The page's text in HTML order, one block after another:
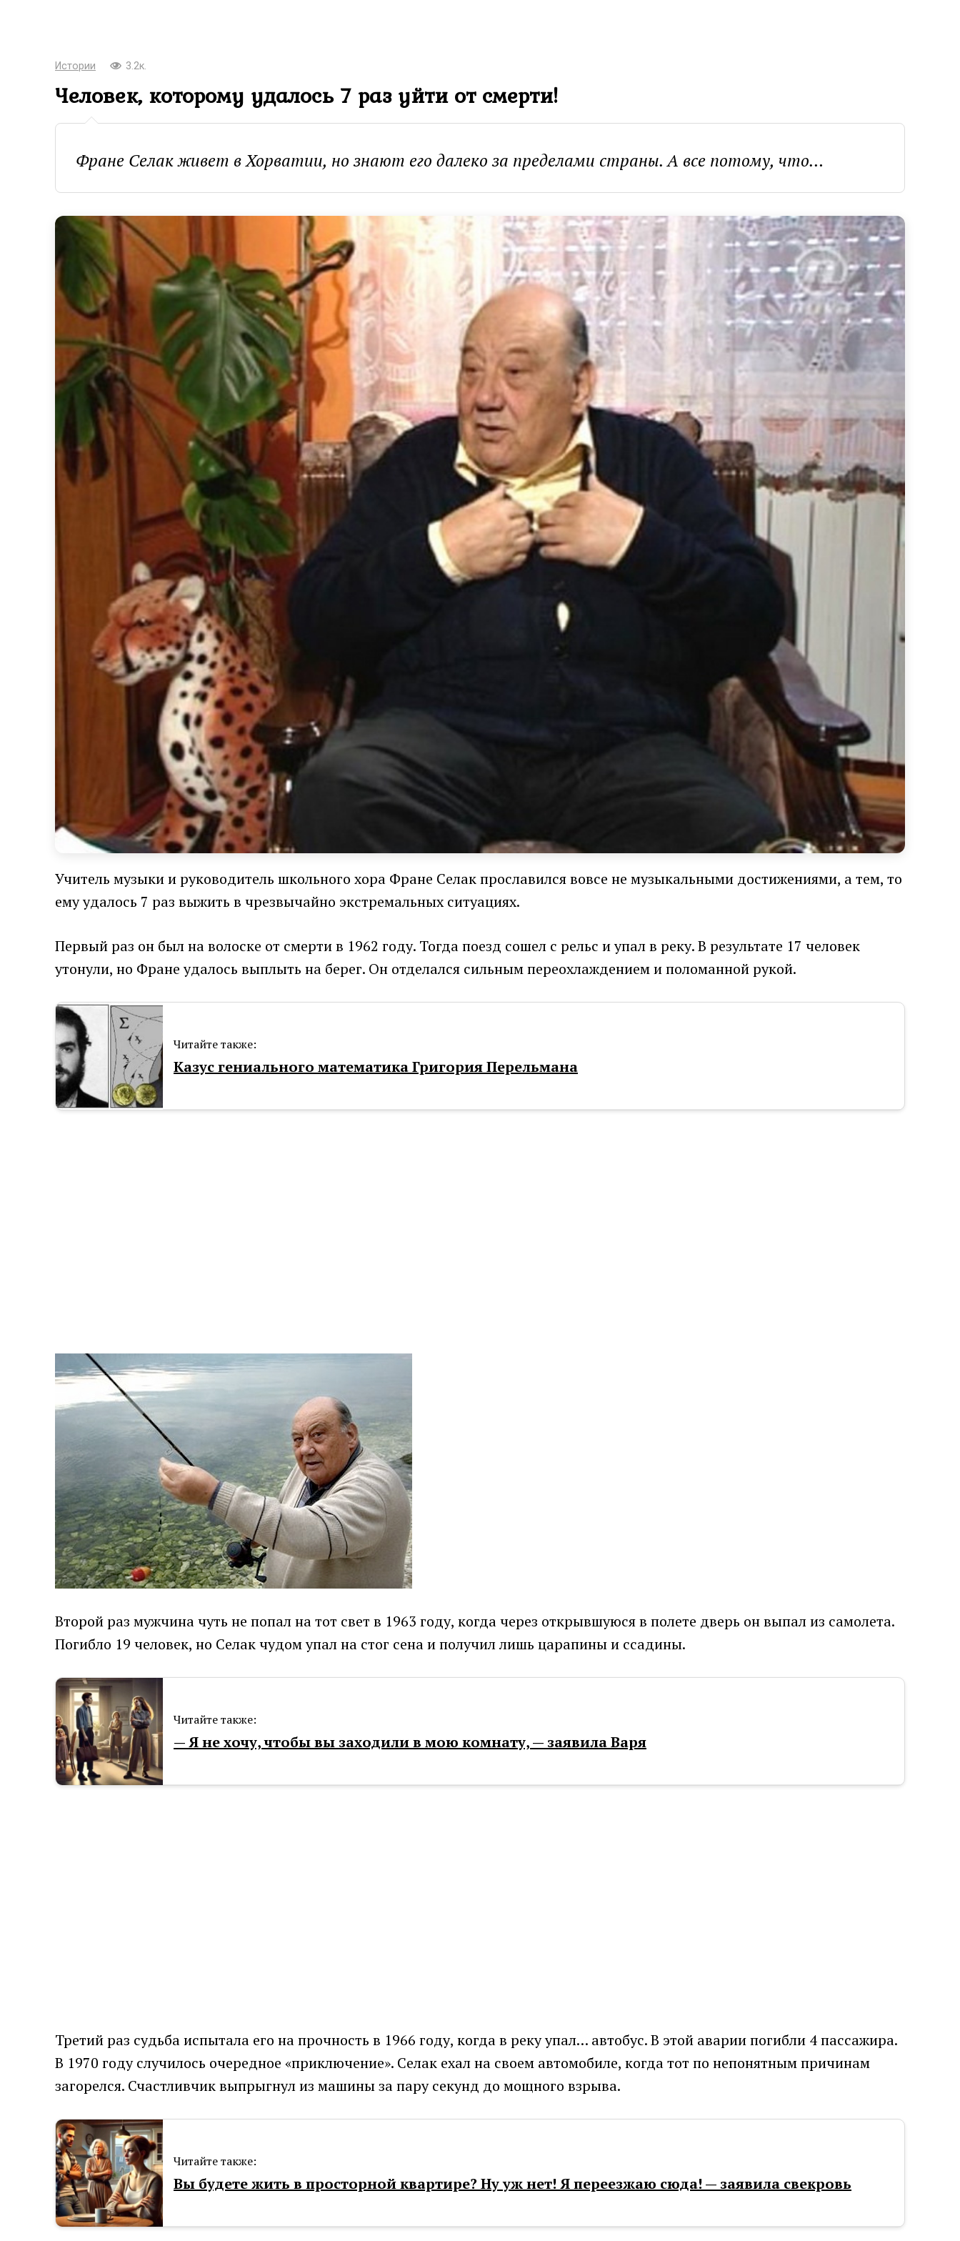
Истории 3.2к.
Человек, которому удалось 7 раз уйти от смерти!
Фране Селак живет в Хорватии, но знают его далеко за пределами страны. А все потому, что…
Учитель музыки и руководитель школьного хора Фране Селак прославился вовсе не музыкальными достижениями, а тем, то
ему удалось 7 раз выжить в чрезвычайно экстремальных ситуациях.
Первый раз он был на волоске от смерти в 1962 году. Тогда поезд сошел с рельс и упал в реку. В результате 17 человек
утонули, но Фране удалось выплыть на берег. Он отделался сильным переохлаждением и поломанной рукой.
Читайте также:
Казус гениального математика Григория Перельмана
Второй раз мужчина чуть не попал на тот свет в 1963 году, когда через открывшуюся в полете дверь он выпал из самолета.
Погибло 19 человек, но Селак чудом упал на стог сена и получил лишь царапины и ссадины.
Читайте также:
— Я не хочу, чтобы вы заходили в мою комнату, — заявила Варя
Третий раз судьба испытала его на прочность в 1966 году, когда в реку упал… автобус. В этой аварии погибли 4 пассажира.
В 1970 году случилось очередное «приключение». Селак ехал на своем автомобиле, когда тот по непонятным причинам
загорелся. Счастливчик выпрыгнул из машины за пару секунд до мощного взрыва.
Читайте также:
Вы будете жить в просторной квартире? Ну уж нет! Я переезжаю сюда! — заявила свекровь